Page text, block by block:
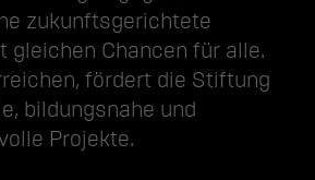
zukunftsgerichtete
gleichen Chancen für alle.
fördert die Stiftung
bildungsnahe und
Projekte.